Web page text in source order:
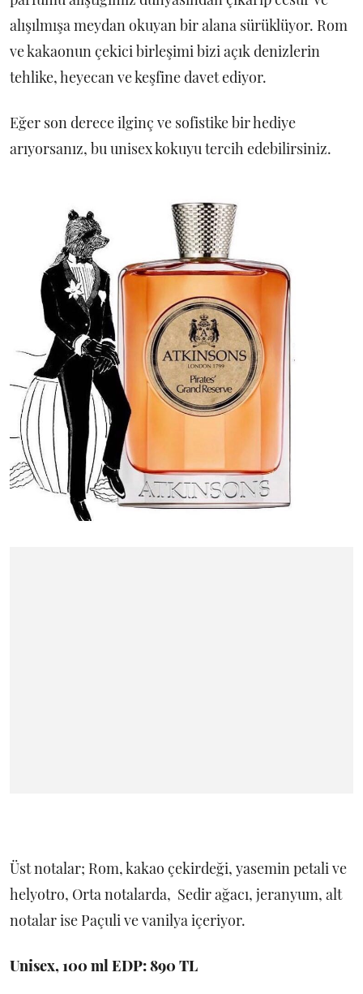
alışılmışa meydan okuyan bir alana sürüklüyor. Rom
ve kakaonun çekici birleşimi bizi açık denizlerin
tehlike, heyecan ve keşfine davet ediyor.
Eğer son derece ilginç ve sofistike bir hediye
arıyorsanız, bu unisex kokuyu tercih edebilirsiniz.
Üst notalar; Rom, kakao çekirdeği, yasemin petali ve
helyotro, Orta notalarda, Sedir ağacı, jeranyum, alt
notalar ise Paçuli ve vanilya içeriyor.
Unisex, 100 ml EDP: 890 TL